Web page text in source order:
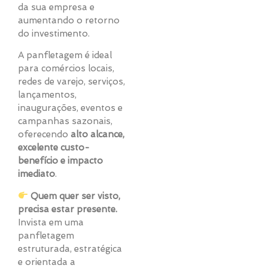
da sua empresa e
aumentando o retorno
do investimento.
A panfletagem é ideal
para comércios locais,
redes de varejo, serviços,
lançamentos,
inaugurações, eventos e
campanhas sazonais,
oferecendo alto alcance,
excelente custo-
benefício e impacto
imediato.
Quem quer ser visto,
precisa estar presente.
Invista em uma
panfletagem
estruturada, estratégica
e orientada a